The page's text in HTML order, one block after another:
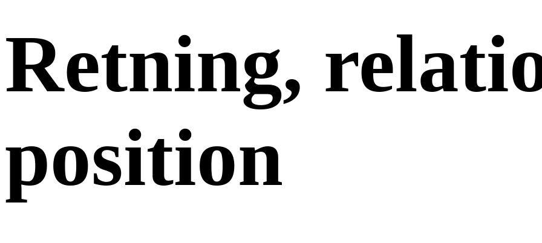
Retning,
position